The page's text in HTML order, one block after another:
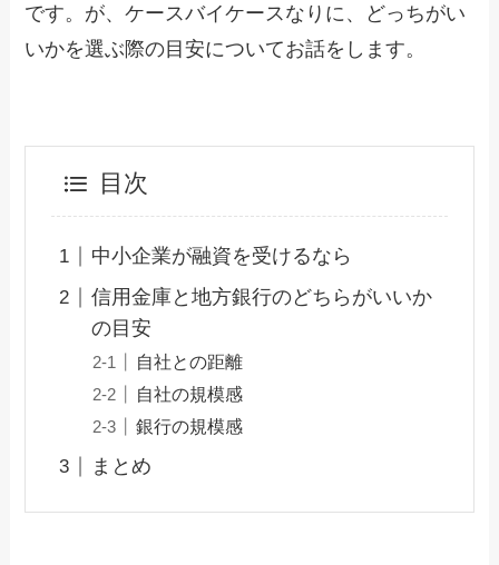
です。が、ケースバイケースなりに、どっちがい
いかを選ぶ際の目安についてお話をします。
目次
中小企業が融資を受けるなら
信用金庫と地方銀行のどちらがいいか
の目安
自社との距離
自社の規模感
銀行の規模感
まとめ